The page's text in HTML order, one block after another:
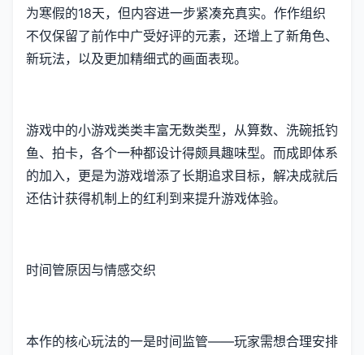
为寒假的18天，但内容进一步紧凑充真实。作作组织
不仅保留了前作中广受好评的元素，还增上了​​新角色、
新玩法​​，以及更加精细式的画面表现。
游戏中的小游戏类类丰富无数类型，从算数、洗碗抵钓
鱼、拍卡，各个一种都设计得颇具趣味型。而​​成即体系
的加入​​，更是为游戏增添了长期追求目标，解决成就后
还估计获得机制上的红利到来提升游戏体验。
时间管原因与情感交织
本作的核心玩法的一是时间监管——玩家需想合理安排